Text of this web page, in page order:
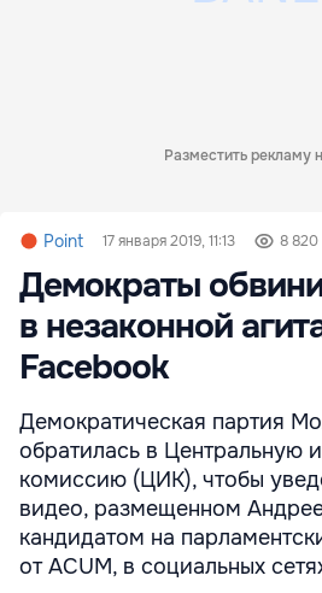
Разместить рекламу
Point 17 января 2019, 11:13 8 820
Демократы
в незаконной
Facebook
Демократическая партия
обратилась в Центральную
комиссию (ЦИК), чтобы
видео, размещенном
кандидатом на
от ACUM, в социальных